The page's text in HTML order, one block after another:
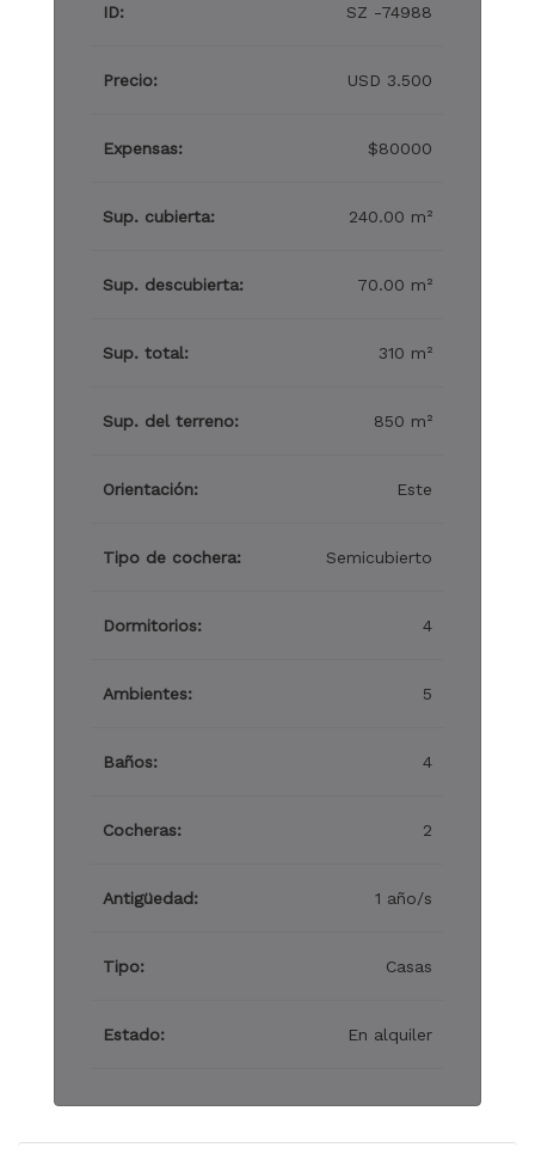
ID: SZ -74988
Precio: USD 3.500
Expensas: $80000
Sup. cubierta: 240.00 m²
Sup. descubierta: 70.00 m²
Sup. total: 310 m²
Sup. del terreno: 850 m²
Orientación: Este
Tipo de cochera: Semicubierto
Dormitorios: 4
Ambientes: 5
Baños: 4
Cocheras: 2
Antigüedad: 1 año/s
Tipo: Casas
Estado: En alquiler